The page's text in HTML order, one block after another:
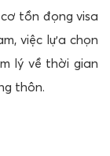
tồn đọng visa
việc lựa chọn
lý về thời gian
thôn.